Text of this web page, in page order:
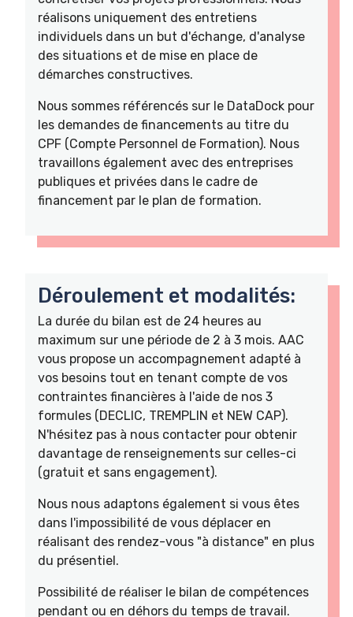
réalisons uniquement des entretiens
individuels dans un but d'échange, d'analyse
des situations et de mise en place de
démarches constructives.
Nous sommes référencés sur le DataDock pour
les demandes de financements au titre du
CPF (Compte Personnel de Formation). Nous
travaillons également avec des entreprises
publiques et privées dans le cadre de
financement par le plan de formation.
Déroulement et modalités:
La durée du bilan est de 24 heures au
maximum sur une période de 2 à 3 mois. AAC
vous propose un accompagnement adapté à
vos besoins tout en tenant compte de vos
contraintes financières à l'aide de nos 3
formules (DECLIC, TREMPLIN et NEW CAP).
N'hésitez pas à nous contacter pour obtenir
davantage de renseignements sur celles-ci
(gratuit et sans engagement).
Nous nous adaptons également si vous êtes
dans l'impossibilité de vous déplacer en
réalisant des rendez-vous "à distance" en plus
du présentiel.
Possibilité de réaliser le bilan de compétences
pendant ou en déhors du temps de travail.